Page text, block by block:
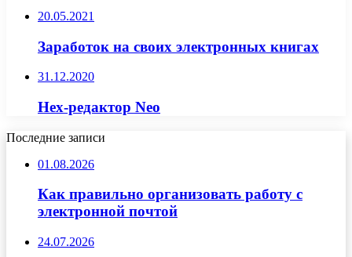
20.05.2021
Заработок на своих электронных книгах
31.12.2020
Hex-редактор Neo
Последние записи
01.08.2026
Как правильно организовать работу с
электронной почтой
24.07.2026